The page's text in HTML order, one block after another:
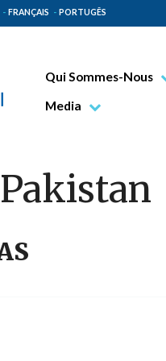
FRANÇAIS PORTUGÊS
Qui Sommes-Nous
Bienheureux Jacques
Mission Paulinienne
Media
Pakistan